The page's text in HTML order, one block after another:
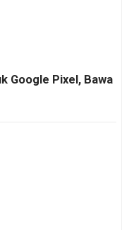
Google Pixel, Bawa